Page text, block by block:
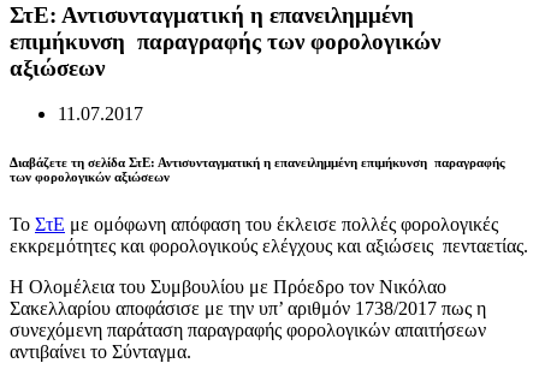
ΣτΕ: Αντισυνταγματική η επανειλημμένη
επιμήκυνση παραγραφής των φορολογικών
αξιώσεων
11.07.2017
Διαβάζετε τη σελίδα ΣτΕ: Αντισυνταγματική η επανειλημμένη επιμήκυνση παραγραφής
των φορολογικών αξιώσεων
Το ΣτΕ με ομόφωνη απόφαση του έκλεισε πολλές φορολογικές
εκκρεμότητες και φορολογικούς ελέγχους και αξιώσεις πενταετίας.
Η Ολομέλεια του Συμβουλίου με Πρόεδρο τον Νικόλαο
Σακελλαρίου αποφάσισε με την υπ’ αριθμόν 1738/2017 πως η
συνεχόμενη παράταση παραγραφής φορολογικών απαιτήσεων
αντιβαίνει το Σύνταγμα.